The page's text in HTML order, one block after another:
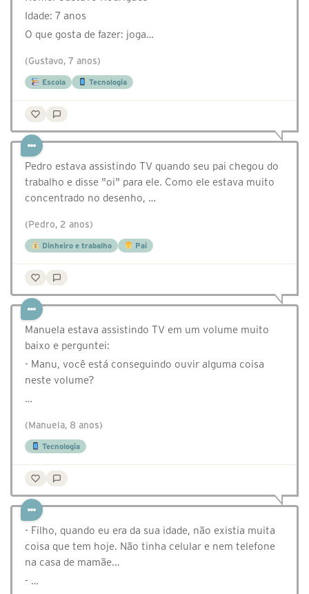
Idade: 7 anos
O que gosta de fazer: joga…
(Gustavo, 7 anos)
Escola Tecnologia
Pedro estava assistindo TV quando seu pai chegou do
trabalho e disse "oi" para ele. Como ele estava muito
concentrado no desenho, …
(Pedro, 2 anos)
Dinheiro e trabalho Pai
Manuela estava assistindo TV em um volume muito
baixo e perguntei:
- Manu, você está conseguindo ouvir alguma coisa
neste volume?
…
(Manuela, 8 anos)
Tecnologia
- Filho, quando eu era da sua idade, não existia muita
coisa que tem hoje. Não tinha celular e nem telefone
na casa de mamãe...
- …